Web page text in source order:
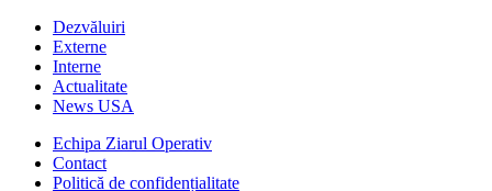
Dezvăluiri
Externe
Interne
Actualitate
News USA
Echipa Ziarul Operativ
Contact
Politică de confidențialitate